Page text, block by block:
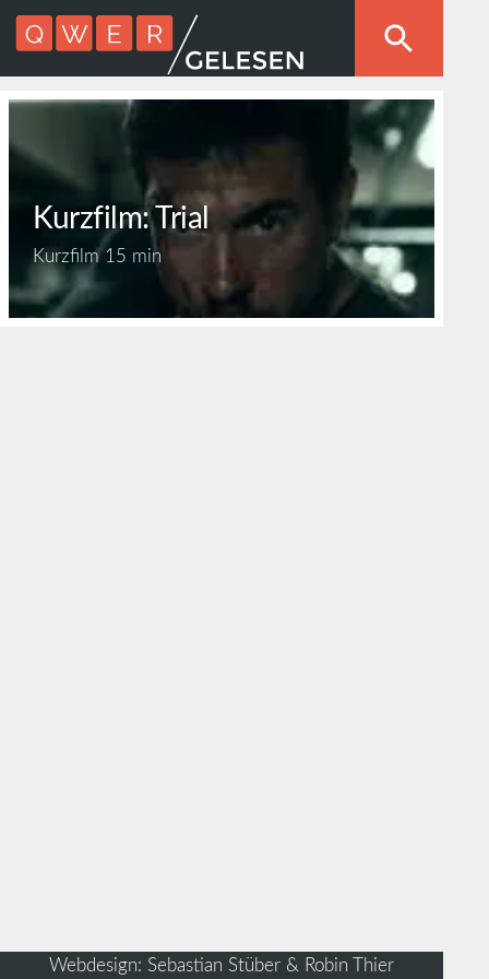
Kurzfilm: Trial
Kurzfilm 15 min
Webdesign: Sebastian Stüber & Robin Thier